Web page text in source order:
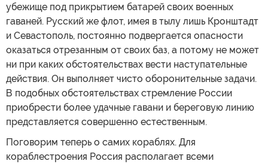
убежище под прикрытием батарей своих военных
гаваней. Русский же флот, имея в тылу лишь Кронштадт
и Севастополь, постоянно подвергается опасности
оказаться отрезанным от своих баз, а потому не может
ни при каких обстоятельствах вести наступательные
действия. Он выполняет чисто оборонительные задачи.
В подобных обстоятельствах стремление России
приобрести более удачные гавани и береговую линию
представляется совершенно естественным.
Поговорим теперь о самих кораблях. Для
кораблестроения Россия располагает всеми